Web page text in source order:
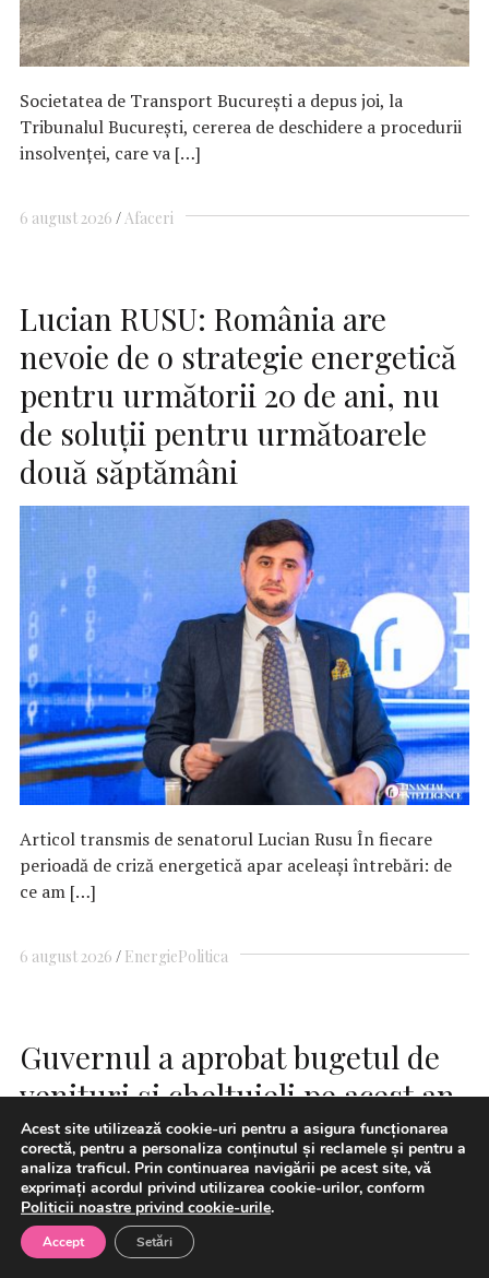
Societatea de Transport Bucureşti a depus joi, la
Tribunalul Bucureşti, cererea de deschidere a procedurii
insolvenţei, care va […]
6 august 2026 Afaceri
Lucian RUSU: România are
nevoie de o strategie energetică
pentru următorii 20 de ani, nu
de soluții pentru următoarele
două săptămâni
Articol transmis de senatorul Lucian Rusu În fiecare
perioadă de criză energetică apar aceleași întrebări: de
ce am […]
6 august 2026 EnergiePolitica
Guvernul a aprobat bugetul de
venituri şi cheltuieli pe acest an
al AMEPIP
Acest site utilizează cookie-uri pentru a asigura funcționarea
corectă, pentru a personaliza conținutul și reclamele și pentru a
analiza traficul. Prin continuarea navigării pe acest site, vă
exprimați acordul privind utilizarea cookie-urilor, conform
Politicii noastre privind cookie-urile.
Accept Setări